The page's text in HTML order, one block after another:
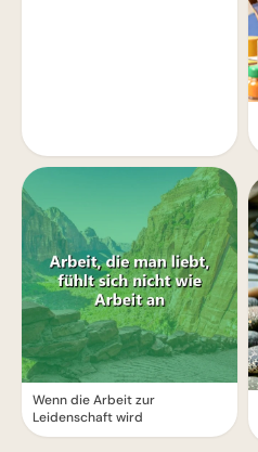
Wenn die Arbeit zur
Leidenschaft wird